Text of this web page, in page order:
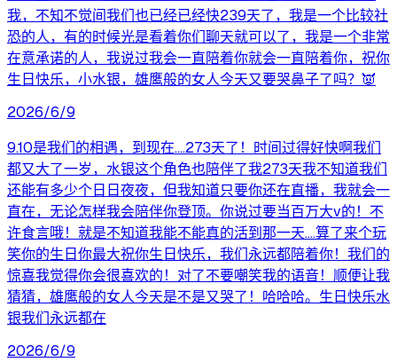
我，不知不觉间我们也已经已经快239天了，我是一个比较社
恐的人，有的时候光是看着你们聊天就可以了，我是一个非常
在意承诺的人，我说过我会一直陪着你就会一直陪着你，祝你
生日快乐，小水银，雄鹰般的女人今天又要哭鼻子了吗？👿
2026/6/9
9.10是我们的相遇，到现在….273天了！时间过得好快啊我们
都又大了一岁，水银这个角色也陪伴了我273天我不知道我们
还能有多少个日日夜夜，但我知道只要你还在直播，我就会一
直在，无论怎样我会陪伴你登顶。你说过要当百万大v的！不
许食言哦！就是不知道我能不能真的活到那一天….算了来个玩
笑你的生日你最大祝你生日快乐，我们永远都陪着你！我们的
惊喜我觉得你会很喜欢的！对了不要嘲笑我的语音！顺便让我
猜猜，雄鹰般的女人今天是不是又哭了！哈哈哈。生日快乐水
银我们永远都在
2026/6/9